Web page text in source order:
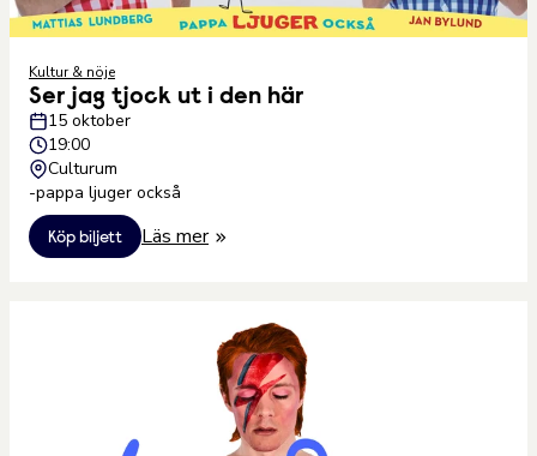
Kultur & nöje
Ser jag tjock ut i den här
15 oktober
19:00
Culturum
-pappa ljuger också
Köp biljett Läs mer